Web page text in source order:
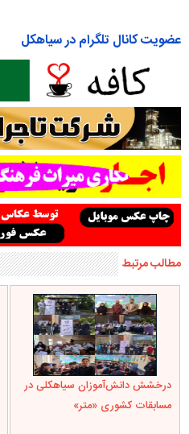
عضویت کانال تلگرام در سیاهکل
مطالب مرتبط
درخشش دانش‌آموزان سیاهکلی در
مسابقات کشوری «متر»